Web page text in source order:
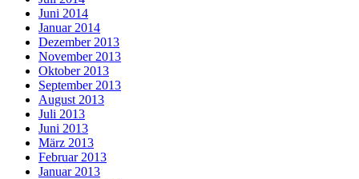
Juni 2014
Januar 2014
Dezember 2013
November 2013
Oktober 2013
September 2013
August 2013
Juli 2013
Juni 2013
März 2013
Februar 2013
Januar 2013